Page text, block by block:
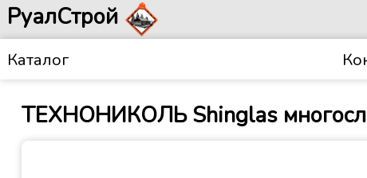
РуалСтрой
Каталог
ТЕХНОНИКОЛЬ Shinglas